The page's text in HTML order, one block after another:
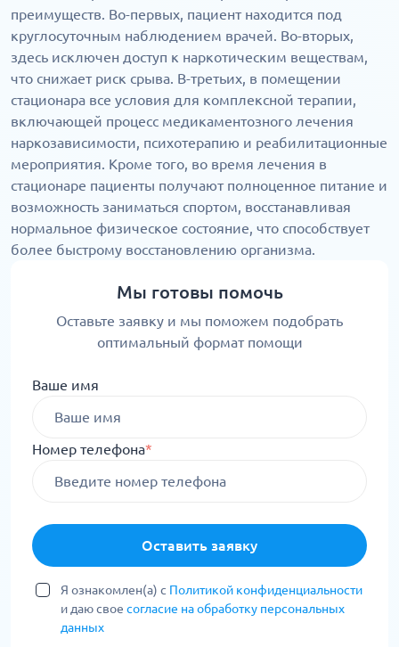
преимуществ. Во-первых, пациент находится под
круглосуточным наблюдением врачей. Во-вторых,
здесь исключен доступ к наркотическим веществам,
что снижает риск срыва. В-третьих, в помещении
стационара все условия для комплексной терапии,
включающей процесс медикаментозного лечения
наркозависимости, психотерапию и реабилитационные
мероприятия. Кроме того, во время лечения в
стационаре пациенты получают полноценное питание и
возможность заниматься спортом, восстанавливая
нормальное физическое состояние, что способствует
более быстрому восстановлению организма.
Мы готовы помочь
Оставьте заявку и мы поможем подобрать
оптимальный формат помощи
Ваше имя
Номер телефона*
Оставить заявку
Я ознакомлен(а) с Политикой конфиденциальности
и даю свое согласие на обработку персональных
данных